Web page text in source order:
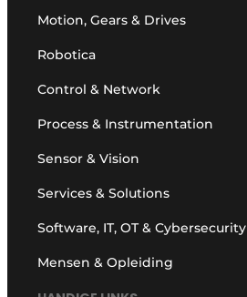
Motion, Gears & Drives
Robotica
Control & Network
Process & Instrumentation
Sensor & Vision
Services & Solutions
Software, IT, OT & Cybersecurity
Mensen & Opleiding